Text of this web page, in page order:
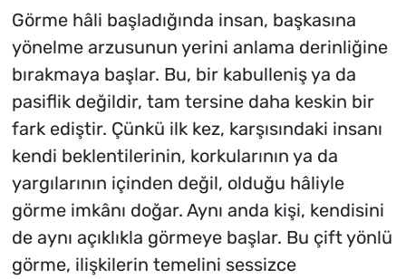
Görme hâli başladığında insan, başkasına
yönelme arzusunun yerini anlama derinliğine
bırakmaya başlar. Bu, bir kabulleniş ya da
pasiflik değildir, tam tersine daha keskin bir
fark ediştir. Çünkü ilk kez, karşısındaki insanı
kendi beklentilerinin, korkularının ya da
yargılarının içinden değil, olduğu hâliyle
görme imkânı doğar. Aynı anda kişi, kendisini
de aynı açıklıkla görmeye başlar. Bu çift yönlü
görme, ilişkilerin temelini sessizce